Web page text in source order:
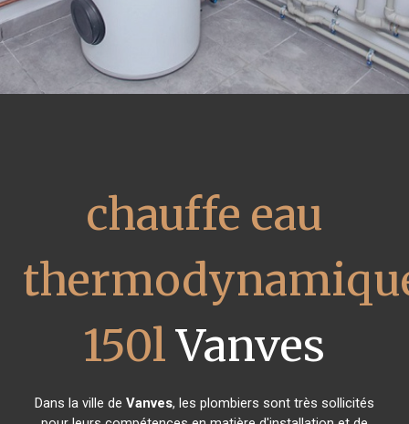
chauffe eau
150lVanves
Dans la ville de Vanves, les plombiers sont très sollicités